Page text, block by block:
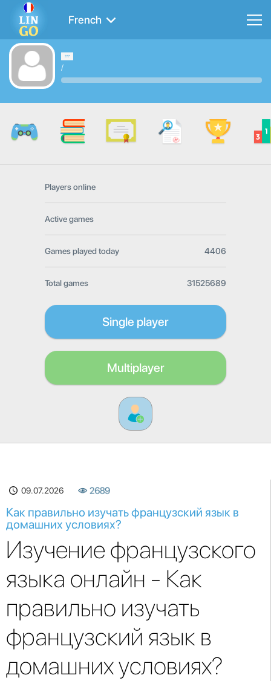
French
/
Players online
Active games
Games played today 4406
Total games 31525689
Single player
Multiplayer
09.07.2026 2689
Как правильно изучать французский язык в
домашних условиях?
Изучение французского
языка онлайн - Как
правильно изучать
французский язык в
домашних условиях?